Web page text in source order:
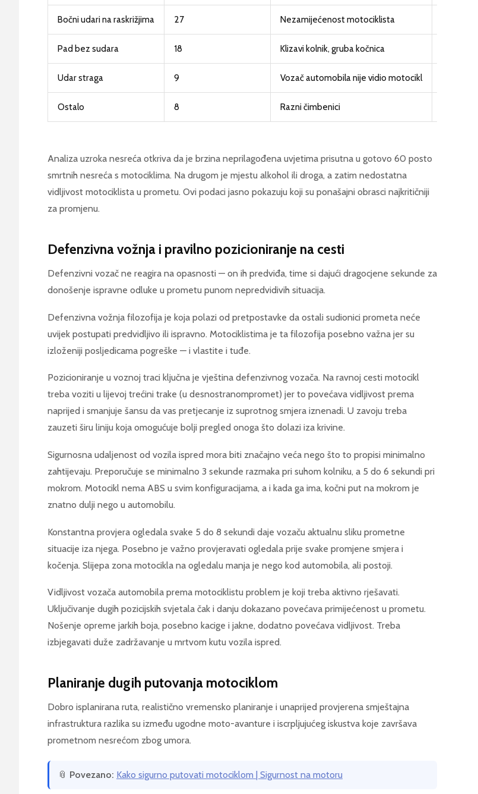
Bočni udari na raskrižjima 27 Nezamijećenost motociklista
Pad bez sudara 18 Klizavi kolnik, gruba kočnica
Udar straga 9 Vozač automobila nije vidio motocikl
Ostalo 8 Razni čimbenici
Analiza uzroka nesreća otkriva da je brzina neprilagođena uvjetima prisutna u gotovo 60 posto
smrtnih nesreća s motociklima. Na drugom je mjestu alkohol ili droga, a zatim nedostatna
vidljivost motociklista u prometu. Ovi podaci jasno pokazuju koji su ponašajni obrasci najkritičniji
za promjenu.
Defenzivna vožnja i pravilno pozicioniranje na cesti
Defenzivni vozač ne reagira na opasnosti — on ih predviđa, time si dajući dragocjene sekunde za
donošenje ispravne odluke u prometu punom nepredvidivih situacija.
Defenzivna vožnja filozofija je koja polazi od pretpostavke da ostali sudionici prometa neće
uvijek postupati predvidljivo ili ispravno. Motociklistima je ta filozofija posebno važna jer su
izloženiji posljedicama pogreške — i vlastite i tuđe.
Pozicioniranje u voznoj traci ključna je vještina defenzivnog vozača. Na ravnoj cesti motocikl
treba voziti u lijevoj trećini trake (u desnostranompromet) jer to povećava vidljivost prema
naprijed i smanjuje šansu da vas pretjecanje iz suprotnog smjera iznenadi. U zavoju treba
zauzeti širu liniju koja omogućuje bolji pregled onoga što dolazi iza krivine.
Sigurnosna udaljenost od vozila ispred mora biti značajno veća nego što to propisi minimalno
zahtijevaju. Preporučuje se minimalno 3 sekunde razmaka pri suhom kolniku, a 5 do 6 sekundi pri
mokrom. Motocikl nema ABS u svim konfiguracijama, a i kada ga ima, kočni put na mokrom je
znatno dulji nego u automobilu.
Konstantna provjera ogledala svake 5 do 8 sekundi daje vozaču aktualnu sliku prometne
situacije iza njega. Posebno je važno provjeravati ogledala prije svake promjene smjera i
kočenja. Slijepa zona motocikla na ogledalu manja je nego kod automobila, ali postoji.
Vidljivost vozača automobila prema motociklistu problem je koji treba aktivno rješavati.
Uključivanje dugih pozicijskih svjetala čak i danju dokazano povećava primijećenost u prometu.
Nošenje opreme jarkih boja, posebno kacige i jakne, dodatno povećava vidljivost. Treba
izbjegavati duže zadržavanje u mrtvom kutu vozila ispred.
Planiranje dugih putovanja motociklom
Dobro isplanirana ruta, realistično vremensko planiranje i unaprijed provjerena smještajna
infrastruktura razlika su između ugodne moto-avanture i iscrpljujućeg iskustva koje završava
prometnom nesrećom zbog umora.
📎 Povezano: Kako sigurno putovati motociklom | Sigurnost na motoru